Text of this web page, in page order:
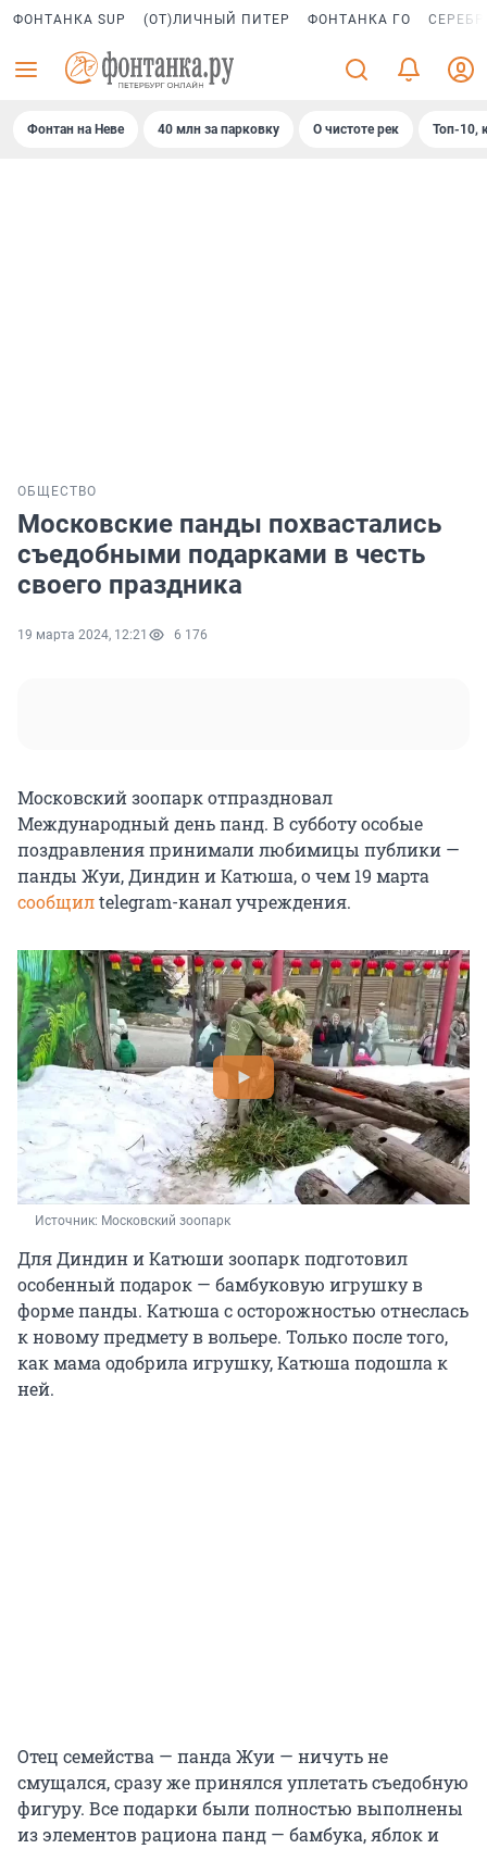
ФОНТАНКА SUP (ОТ)ЛИЧНЫЙ ПИТЕР ФОНТАНКА ГО
Фонтан на Неве 40 млн за парковку О чистоте рек Топ-10,
ОБЩЕСТВО
Московские панды похвастались
съедобными подарками в честь
своего праздника
19 марта 2024, 12:21 6 176
Московский зоопарк отпраздновал
Международный день панд. В субботу особые
поздравления принимали любимицы публики —
панды Жуи, Диндин и Катюша, о чем 19 марта
сообщилtelegram-канал учреждения.
Источник: Московский зоопарк
Для Диндин и Катюши зоопарк подготовил
особенный подарок — бамбуковую игрушку в
форме панды. Катюша с осторожностью отнеслась
к новому предмету в вольере. Только после того,
как мама одобрила игрушку, Катюша подошла к
ней.
Отец семейства — панда Жуи — ничуть не
смущался, сразу же принялся уплетать съедобную
фигуру. Все подарки были полностью выполнены
из элементов рациона панд — бамбука, яблок и